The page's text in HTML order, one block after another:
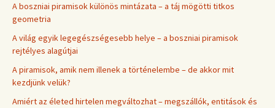
A boszniai piramisok különös mintázata – a táj mögötti titkos
geometria
A világ egyik legegészségesebb helye – a boszniai piramisok
rejtélyes alagútjai
A piramisok, amik nem illenek a történelembe – de akkor mit
kezdjünk velük?
Amiért az életed hirtelen megváltozhat – megszállók, entitások és